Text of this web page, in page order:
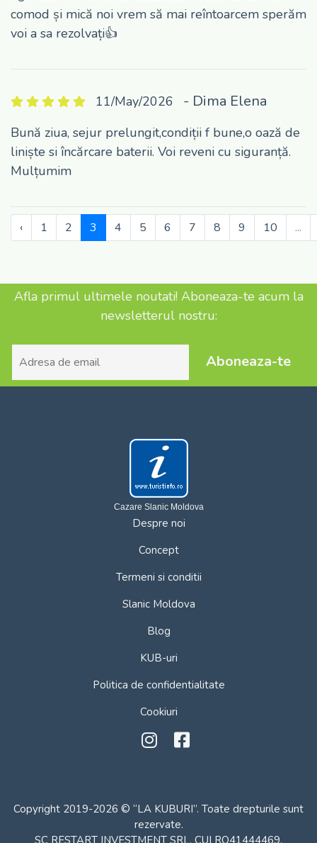
comod și mică noi vrem să mai reîntoarcem sperăm
voi a sa rezolvați👍
11/May/2026 - Dima Elena
Bună ziua, sejur prelungit,condiții f bune,o oază de
liniște si încărcare baterii. Voi reveni cu siguranță.
Mulțumim
‹ 1 2 3 4 5 6 7 8 9 10 ...
Afla primul ultimele noutati! Aboneaza-te acum la
newsletterul nostru:
Aboneaza-te
Cazare Slanic Moldova
Despre noi
Concept
Termeni si conditii
Slanic Moldova
Blog
KUB-uri
Politica de confidentialitate
Cookiuri
Copyright 2019-2026 © “LA KUBURI”. Toate drepturile sunt
rezervate.
SC RESTART INVESTMENT SRL, CUI RO41444469,